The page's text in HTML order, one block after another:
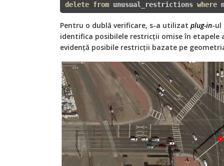
delete from unusual_restrictions where
Pentru o dublă verificare, s-a utilizat plug-in-ul
identifica posibilele restricții omise în
evidență posibile restricții bazate pe